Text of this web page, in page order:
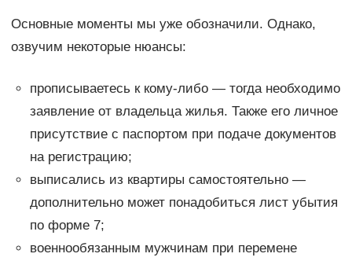
Основные моменты мы уже обозначили. Однако,
озвучим некоторые нюансы:
прописываетесь к кому-либо — тогда необходимо
заявление от владельца жилья. Также его личное
присутствие с паспортом при подаче документов
на регистрацию;
выписались из квартиры самостоятельно —
дополнительно может понадобиться лист убытия
по форме 7;
военнообязанным мужчинам при перемене